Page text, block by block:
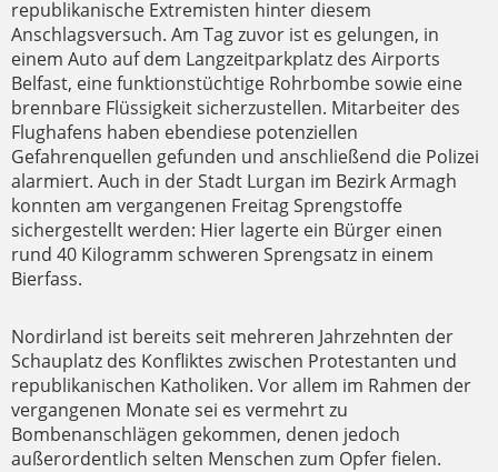
republikanische Extremisten hinter diesem
Anschlagsversuch. Am Tag zuvor ist es gelungen, in
einem Auto auf dem Langzeitparkplatz des Airports
Belfast, eine funktionstüchtige Rohrbombe sowie eine
brennbare Flüssigkeit sicherzustellen. Mitarbeiter des
Flughafens haben ebendiese potenziellen
Gefahrenquellen gefunden und anschließend die Polizei
alarmiert. Auch in der Stadt Lurgan im Bezirk Armagh
konnten am vergangenen Freitag Sprengstoffe
sichergestellt werden: Hier lagerte ein Bürger einen
rund 40 Kilogramm schweren Sprengsatz in einem
Bierfass.
Nordirland ist bereits seit mehreren Jahrzehnten der
Schauplatz des Konfliktes zwischen Protestanten und
republikanischen Katholiken. Vor allem im Rahmen der
vergangenen Monate sei es vermehrt zu
Bombenanschlägen gekommen, denen jedoch
außerordentlich selten Menschen zum Opfer fielen.